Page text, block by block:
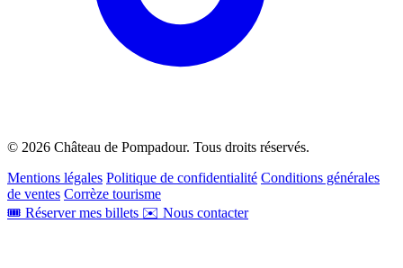
© 2026 Château de Pompadour. Tous droits réservés.
Mentions légales Politique de confidentialité Conditions générales
de ventes Corrèze tourisme
🎟 Réserver mes billets ✉️ Nous contacter